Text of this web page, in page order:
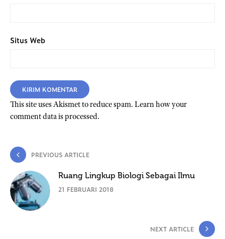
Situs Web
This site uses Akismet to reduce spam. Learn how your
comment data is processed.
PREVIOUS ARTICLE
Ruang Lingkup Biologi Sebagai Ilmu
21 FEBRUARI 2018
NEXT ARTICLE